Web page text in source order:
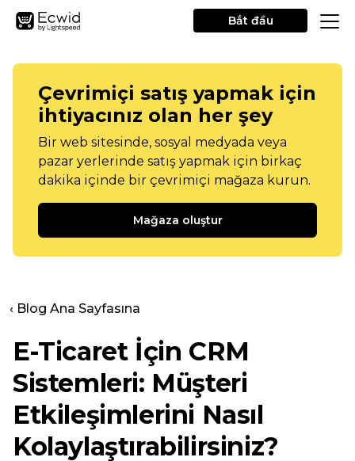
Bắt đầu
Çevrimiçi satış yapmak için
ihtiyacınız olan her şey
Bir web sitesinde, sosyal medyada veya
pazar yerlerinde satış yapmak için birkaç
dakika içinde bir çevrimiçi mağaza kurun.
Mağaza oluştur
‹ Blog Ana Sayfasına
E-Ticaret İçin CRM
Sistemleri: Müşteri
Etkileşimlerini Nasıl
Kolaylaştırabilirsiniz?